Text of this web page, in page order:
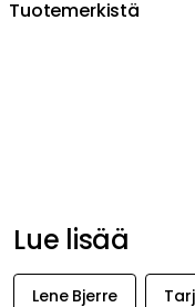
Tuotemerkistä
Lue lisää
Lene Bjerre